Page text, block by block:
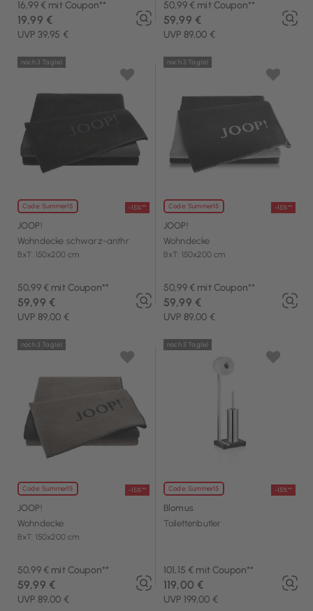
16,99 € mit Coupon**
UVP 39,95 €
19,99 €
50,99 € mit Coupon**
UVP 89,00 €
59,99 €
Code: Summer15 -15%**
noch 3 Tag(e)
JOOP!
Wohndecke schwarz-anthr.
BxT: 150x200 cm
50,99 € mit Coupon**
UVP 89,00 €
59,99 €
Code: Summer15 -15%**
noch 3 Tag(e)
JOOP!
Wohndecke
BxT: 150x200 cm
50,99 € mit Coupon**
UVP 89,00 €
59,99 €
Code: Summer15 -15%**
noch 3 Tag(e)
JOOP!
Wohndecke
BxT: 150x200 cm
50,99 € mit Coupon**
UVP 89,00 €
59,99 €
Code: Summer15 -15%**
noch 3 Tag(e)
Blomus
Toilettenbutler
101,15 € mit Coupon**
UVP 199,00 €
119,00 €